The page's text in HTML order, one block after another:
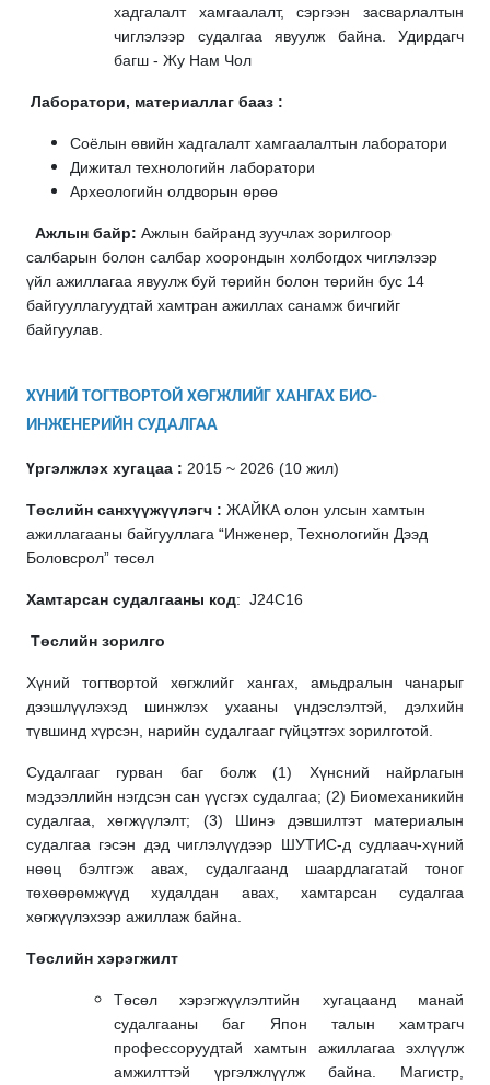
хадгалалт хамгаалалт, сэргээн засварлалтын
чиглэлээр судалгаа явуулж байна. Удирдагч
багш - Жу Нам Чол
Лаборатори, материаллаг бааз :
Соёлын өвийн хадгалалт хамгаалалтын лаборатори
Дижитал технологийн лаборатори
Археологийн олдворын өрөө
Ажлын байр: Ажлын байранд зуучлах зорилгоор
салбарын болон салбар хоорондын холбогдох чиглэлээр
үйл ажиллагаа явуулж буй төрийн болон төрийн бус 14
байгууллагуудтай хамтран ажиллах санамж бичгийг
байгуулав.
ХҮНИЙ ТОГТВОРТОЙ ХӨГЖЛИЙГ ХАНГАХ БИО-
ИНЖЕНЕРИЙН СУДАЛГАА
Үргэлжлэх хугацаа : 2015 ~ 2026 (10 жил)
Төслийн санхүүжүүлэгч : ЖАЙКА олон улсын хамтын
ажиллагааны байгууллага “Инженер, Технологийн Дээд
Боловсрол” төсөл
Хамтарсан судалгааны код: J24C16
Төслийн зорилго
Хүний тогтвортой хөгжлийг хангах, амьдралын чанарыг
дээшлүүлэхэд шинжлэх ухааны үндэслэлтэй, дэлхийн
түвшинд хүрсэн, нарийн судалгааг гүйцэтгэх зорилготой.
Судалгааг гурван баг болж (1) Хүнсний найрлагын
мэдээллийн нэгдсэн сан үүсгэх судалгаа; (2) Биомеханикийн
судалгаа, хөгжүүлэлт; (3) Шинэ дэвшилтэт материалын
судалгаа гэсэн дэд чиглэлүүдээр ШУТИС-д судлаач-хүний
нөөц бэлтгэж авах, судалгаанд шаардлагатай тоног
төхөөрөмжүүд худалдан авах, хамтарсан судалгаа
хөгжүүлэхээр ажиллаж байна.
Төслийн хэрэгжилт
Төсөл хэрэгжүүлэлтийн хугацаанд манай
судалгааны баг Япон талын хамтрагч
профессоруудтай хамтын ажиллагаа эхлүүлж
амжилттэй үргэлжлүүлж байна. Магистр,